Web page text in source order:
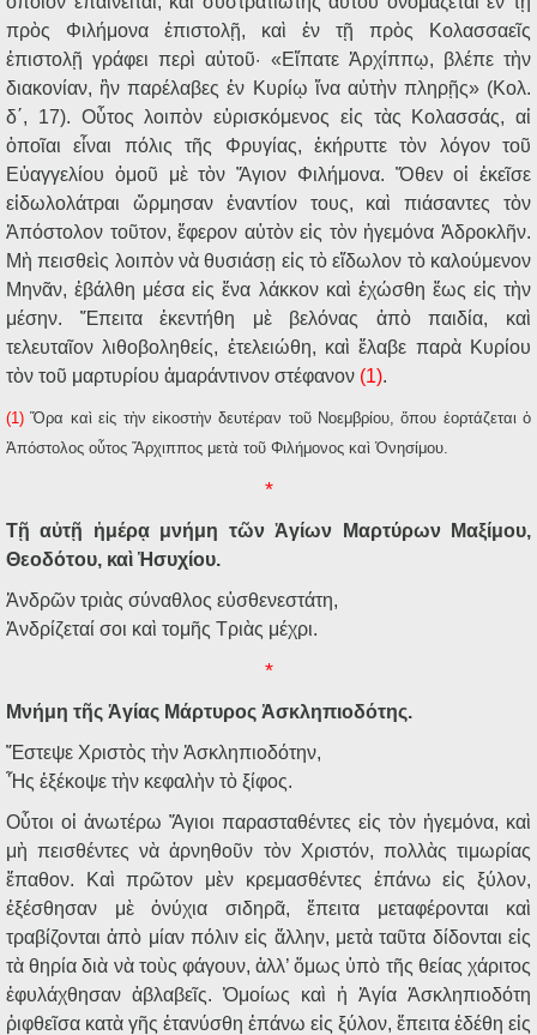
πρὸς
Φιλήμονα ἐπιστολῇ, καὶ ἐν τῇ πρὸς
Κολασσαεῖς
ἐπιστολῇ γράφει περὶ αὐτοῦ· «Εἴπατε Ἀρχίππῳ, βλέπε τὴν
διακονίαν, ἣν παρέλαβες ἐν Κυρίῳ ἵνα αὐτὴν πληρῇς» (Κολ.
δ΄, 17). Οὗτος λοιπὸν εὑρισκόμενος εἰς τὰς Κολασσάς, αἱ
ὁποῖαι
εἶναι πόλις τῆς Φρυγίας, ἐκήρυττε τὸν λόγον
τοῦ
Εὐαγγελίου ὁμοῦ μὲ τὸν Ἅγιον Φιλήμονα. Ὅθεν οἱ ἐκεῖσε
εἰδωλολάτραι
ὥρμησαν ἐναντίον τους, καὶ πιάσαντες
τὸν
Ἀπόστολον τοῦτον,ἔφερον αὐτὸν εἰς τὸν ἡγεμόνα Ἀδροκλῆν.
Μὴ πεισθεὶς λοιπὸν νὰ θυσιάσῃ εἰς τὸ εἴδωλον τὸ καλούμενον
Μηνᾶν,ἐβάλθη μέσα εἰς ἕνα λάκκον καὶ ἐχώσθη ἕως εἰς τὴν
μέσην. Ἔπειτα ἐκεντήθη μὲ βελόνας ἀπὸ παιδία, καὶ
τελευταῖον λιθοβοληθείς, ἐτελειώθη, καὶ ἔλαβε παρὰ Κυρίου
τὸν τοῦ μαρτυρίου ἀμαράντινον στέφανον (1).
(1) Ὅρα καὶ εἰς τὴν εἰκοστὴν δευτέραν τοῦ Νοεμβρίου ,ὅπου ἑορτάζεται ὁ
Ἀπόστολος οὗτος Ἄρχιππος μετὰ τοῦ Φιλήμονος καὶ Ὀνησίμου
*
Τῇ αὐτῇ ἡμέρᾳ μνήμη τῶν Ἁγίων Μαρτύρων Μαξίμου,
Θεοδότου, καὶ Ἡσυχίου.
Ἀνδρῶν τριὰς σύναθλος εὐσθενεστάτη,
Ἀνδρίζεταί σοι καὶ τομῆς Τριὰς μέχρι.
*
Μνήμη τῆς Ἁγίας Μάρτυρος Ἀσκληπιοδότης.
Ἔστεψε Χριστὸς τὴν Ἀσκληπιοδότην,
Ἧς ἐξέκοψε τὴν κεφαλὴν τὸ ξίφος.
Οὗτοι οἱ ἀνωτέρω Ἅγιοι παρασταθέντες εἰς τὸν ἡγεμόνα, καὶ
μὴ πεισθέντες νὰ ἀρνηθοῦν τὸν Χριστόν, πολλὰς τιμωρίας
ἔπαθον. Καὶ πρῶτον μὲν κρεμασθέντες ἐπάνω εἰς ξύλον,
ἐξέσθησαν μὲ ὀνύχια σιδηρᾶ, ἔπειτα μεταφέρονται καὶ
τραβίζονται ἀπὸ μίαν πόλιν εἰς ἄλλην, μετὰ ταῦτα δίδονται εἰς
τὰ θηρία διὰ νὰ τοὺς φάγουν, ἀλλ’ ὅμως ὑπὸ τῆς θείας χάριτος
ἐφυλάχθησαν ἀβλαβεῖς. Ὁμοίως καὶ ἡ Ἁγία Ἀσκληπιοδότη
ῥιφθεῖσα κατὰ γῆς ἐτανύσθη ἐπάνω εἰς ξύλον, ἔπειτα ἐδέθη εἰς